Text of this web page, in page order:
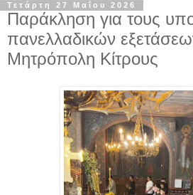
Τετάρτη 27 Μαΐου 2026
Παράκληση για τους
πανελλαδικών
Μητρόπολη Κίτρους